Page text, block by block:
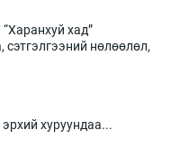
хад”
сэтгэлгээний нөлөөлөл,
хуруундаа...